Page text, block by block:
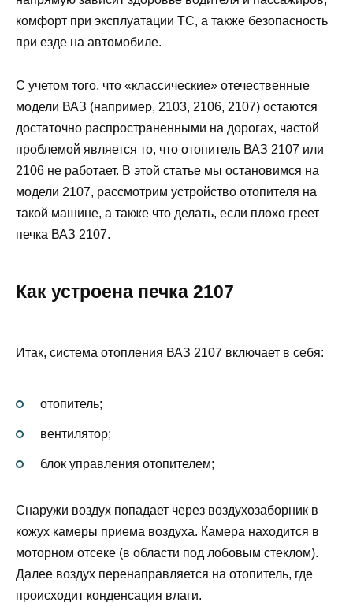
комфорт при эксплуатации ТС, а также безопасность
при езде на автомобиле.
С учетом того, что «классические» отечественные
модели ВАЗ (например, 2103, 2106, 2107) остаются
достаточно распространенными на дорогах, частой
проблемой является то, что отопитель ВАЗ 2107 или
2106 не работает. В этой статье мы остановимся на
модели 2107, рассмотрим устройство отопителя на
такой машине, а также что делать, если плохо греет
печка ВАЗ 2107.
Как устроена печка 2107
Итак, система отопления ВАЗ 2107 включает в себя:
отопитель;
вентилятор;
блок управления отопителем;
Снаружи воздух попадает через воздухозаборник в
кожух камеры приема воздуха. Камера находится в
моторном отсеке (в области под лобовым стеклом).
Далее воздух перенаправляется на отопитель, где
происходит конденсация влаги.